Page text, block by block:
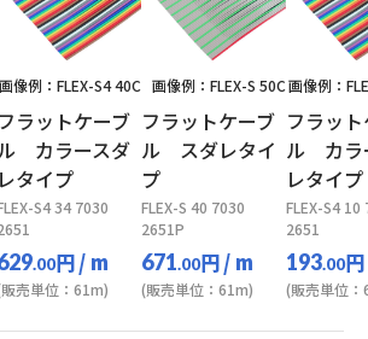
画像例：FLEX-S4 40C
フラットケーブ
カラースダ
レタイプ
S4 34 7030
.00円/ m
売単位：61m)
画像例：FLEX-S 50C
フラットケーブ
ル スダレタイ
プ
FLEX-S 40 7030
2651P
671.00円/ m
(販売単位：61m)
画像例：
フラッ
ル カラ
レタイプ
FLEX-S4 10
2651
193.00円
(販売単位